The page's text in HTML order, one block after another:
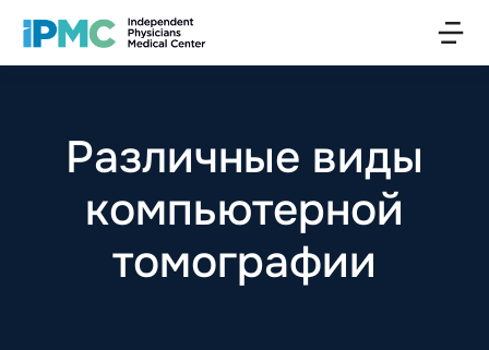
Различные виды
компьютерной
томографии